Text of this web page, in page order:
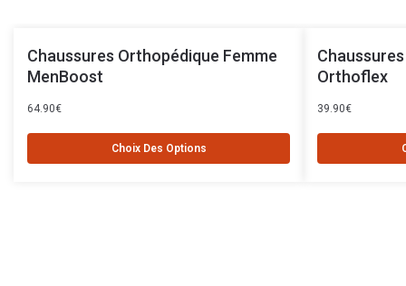
Chaussures Orthopédique Femme
MenBoost
64.90€
Choix Des Options
Orthoflex
39.90€